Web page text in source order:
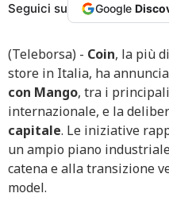
Seguici su Google
(Teleborsa) - Coin, la più
store in Italia, ha
con Mango, tra i
internazionale, e la
capitale. Le iniziative
un ampio piano
catena e alla transizione
model.